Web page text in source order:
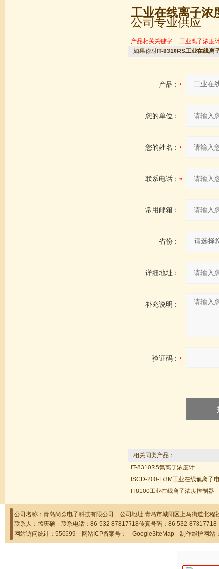
工业在线离子浓
公司专业供应
产品相关关键字： 工业离子浓度
如果你对IT-8310RS工业在线离
产品：
您的单位：
您的姓名：
联系电话：
常用邮箱：
省份：
详细地址：
补充说明：
验证码：
相关同类产品：
IT-8310RS氟离子浓度计‍
ISCD-200-F/3M工业在线氟离子
IT8100工业在线离子浓度控制器
公司名称：青岛尚众电子科技有限公司 公司地址:青岛市城阳区上马街道北
联系人：孟庆硕 联系电话：86-532-87817718传真号码：86-532-
网站访问统计：556699 网站ICP备案号： GoogleSiteMap 制作维护网站